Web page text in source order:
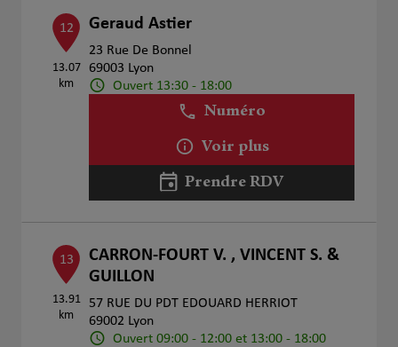
12
13.07
km
Geraud Astier
23 Rue De Bonnel
69003 Lyon
Ouvert 13:30 - 18:00
Numéro
Voir plus
Prendre RDV
13
13.91
km
CARRON-FOURT V. , VINCENT S. &
GUILLON
57 RUE DU PDT EDOUARD HERRIOT
69002 Lyon
Ouvert 09:00 - 12:00 et 13:00 - 18:00